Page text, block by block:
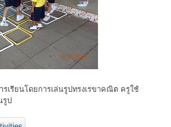
เรียนโดยการเล่นรูปทรงเรขาคณิต ครูใช้
รูป